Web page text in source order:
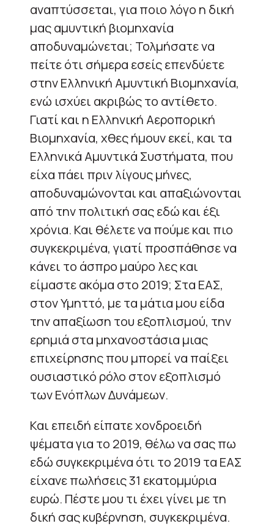
αναπτύσσεται, για ποιο λόγο η δική
μας αμυντική βιομηχανία
αποδυναμώνεται; Τολμήσατε να
πείτε ότι σήμερα εσείς επενδύετε
στην Ελληνική Αμυντική Βιομηχανία,
ενώ ισχύει ακριβώς το αντίθετο.
Γιατί και η Ελληνική Αεροπορική
Βιομηχανία, χθες ήμουν εκεί, και τα
Ελληνικά Αμυντικά Συστήματα, που
είχα πάει πριν λίγους μήνες,
αποδυναμώνονται και απαξιώνονται
από την πολιτική σας εδώ και έξι
χρόνια. Και θέλετε να πούμε και πιο
συγκεκριμένα, γιατί προσπάθησε να
κάνει το άσπρο μαύρο λες και
είμαστε ακόμα στο 2019; Στα ΕΑΣ,
στον Υμηττό, με τα μάτια μου είδα
την απαξίωση του εξοπλισμού, την
ερημιά στα μηχανοστάσια μιας
επιχείρησης που μπορεί να παίξει
ουσιαστικό ρόλο στον εξοπλισμό
των Ενόπλων Δυνάμεων.
Και επειδή είπατε χονδροειδή
ψέματα για το 2019, θέλω να σας πω
εδώ συγκεκριμένα ότι το 2019 τα ΕΑΣ
είχανε πωλήσεις 31 εκατομμύρια
ευρώ. Πέστε μου τι έχει γίνει με τη
δική σας κυβέρνηση, συγκεκριμένα.